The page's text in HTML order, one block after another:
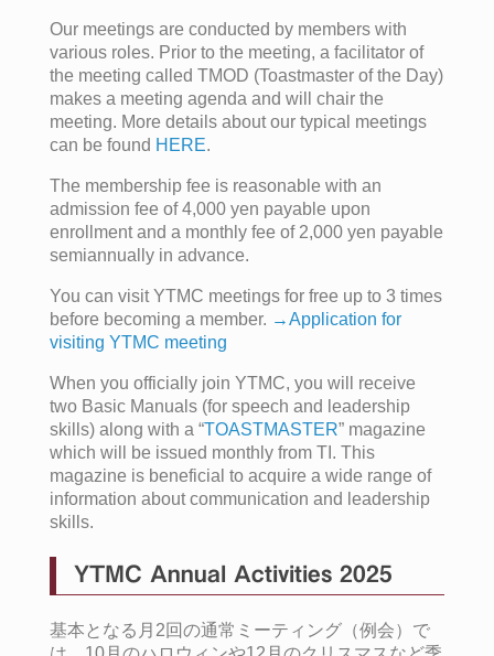
Our meetings are conducted by members with
various roles. Prior to the meeting, a facilitator of
the meeting called TMOD (Toastmaster of the Day)
makes a meeting agenda and will chair the
meeting. More details about our typical meetings
can be found HERE.
The membership fee is reasonable with an
admission fee of 4,000 yen payable upon
enrollment and a monthly fee of 2,000 yen payable
semiannually in advance.
You can visit YTMC meetings for free up to 3 times
before becoming a member. →Application for
visiting YTMC meeting
When you officially join YTMC, you will receive
two Basic Manuals (for speech and leadership
skills) along with a “TOASTMASTER” magazine
which will be issued monthly from TI. This
magazine is beneficial to acquire a wide range of
information about communication and leadership
skills.
YTMC Annual Activities 2025
基本となる月2回の通常ミーティング（例会）で